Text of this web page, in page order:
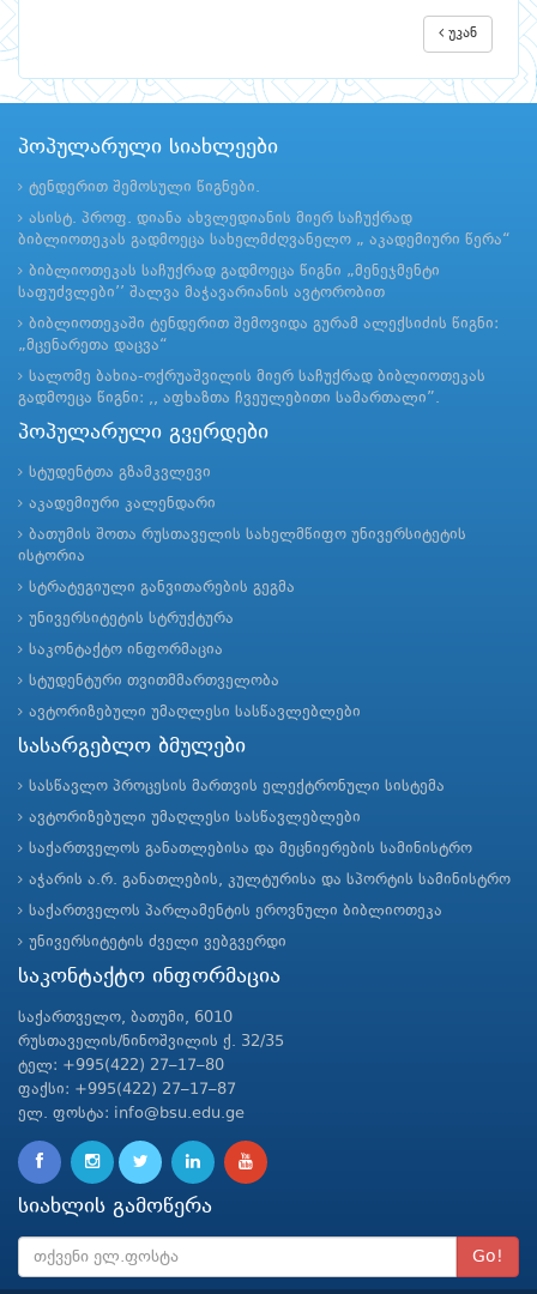
უკან
პოპულარული სიახლეები
ტენდერით შემოსული წიგნები.
ასისტ. პროფ. დიანა ახვლედიანის მიერ საჩუქრად
ბიბლიოთეკას გადმოეცა სახელმძღვანელო „ აკადემიური წერა“
ბიბლიოთეკას საჩუქრად გადმოეცა წიგნი „მენეჯმენტი
საფუძვლები’’ შალვა მაჭავარიანის ავტორობით
ბიბლიოთეკაში ტენდერით შემოვიდა გურამ ალექსიძის წიგნი:
„მცენარეთა დაცვა“
სალომე ბახია-ოქრუაშვილის მიერ საჩუქრად ბიბლიოთეკას
გადმოეცა წიგნი: ,, აფხაზთა ჩვეულებითი სამართალი”.
პოპულარული გვერდები
სტუდენტთა გზამკვლევი
აკადემიური კალენდარი
ბათუმის შოთა რუსთაველის სახელმწიფო უნივერსიტეტის
ისტორია
სტრატეგიული განვითარების გეგმა
უნივერსიტეტის სტრუქტურა
საკონტაქტო ინფორმაცია
სტუდენტური თვითმმართველობა
ავტორიზებული უმაღლესი სასწავლებლები
სასარგებლო ბმულები
სასწავლო პროცესის მართვის ელექტრონული სისტემა
ავტორიზებული უმაღლესი სასწავლებლები
საქართველოს განათლებისა და მეცნიერების სამინისტრო
აჭარის ა.რ. განათლების, კულტურისა და სპორტის სამინისტრო
საქართველოს პარლამენტის ეროვნული ბიბლიოთეკა
უნივერსიტეტის ძველი ვებგვერდი
საკონტაქტო ინფორმაცია
საქართველო, ბათუმი, 6010
რუსთაველის/ნინოშვილის ქ. 32/35
ტელ: +995(422) 27–17–80
ფაქსი: +995(422) 27–17–87
ელ. ფოსტა: info@bsu.edu.ge
სიახლის გამოწერა
Go!